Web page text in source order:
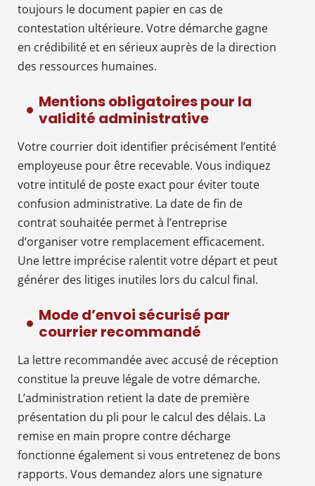
toujours le document papier en cas de
contestation ultérieure. Votre démarche gagne
en crédibilité et en sérieux auprès de la direction
des ressources humaines.
Mentions obligatoires pour la
validité administrative
Votre courrier doit identifier précisément l’entité
employeuse pour être recevable. Vous indiquez
votre intitulé de poste exact pour éviter toute
confusion administrative. La date de fin de
contrat souhaitée permet à l’entreprise
d’organiser votre remplacement efficacement.
Une lettre imprécise ralentit votre départ et peut
générer des litiges inutiles lors du calcul final.
Mode d’envoi sécurisé par
courrier recommandé
La lettre recommandée avec accusé de réception
constitue la preuve légale de votre démarche.
L’administration retient la date de première
présentation du pli pour le calcul des délais. La
remise en main propre contre décharge
fonctionne également si vous entretenez de bons
rapports. Vous demandez alors une signature